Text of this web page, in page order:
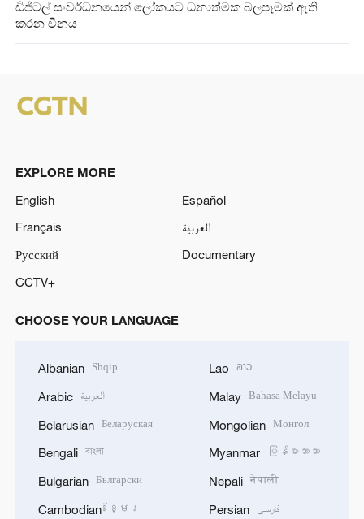
ඩිජිටල් සංවර්ධනයෙන් ලෝකයට ධනාත්මක බලපෑමක් ඇති
කරන චීනය
EXPLORE MORE
English
Español
Français
العربية
Русский
Documentary
CCTV+
CHOOSE YOUR LANGUAGE
Albanian Shqip
Arabic العربية
Belarusian Беларуская
Bengali বাংলা
Bulgarian Български
Cambodian ខ្មែរ
Lao ລາວ
Malay Bahasa Melayu
Mongolian Монгол
Myanmar မြန်မာဘာသာ
Nepali नेपाली
Persian فارسی